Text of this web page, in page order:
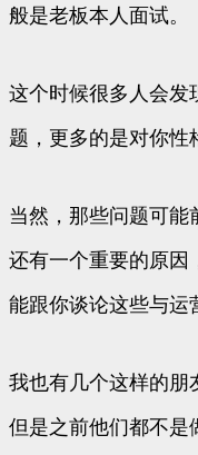
般是老板本人面试。
这个时候很多人会发
题，更多的是对你性
当然，那些问题可能
还有一个重要的原因
能跟你谈论这些与运
我也有几个这样的朋
但是之前他们都不是